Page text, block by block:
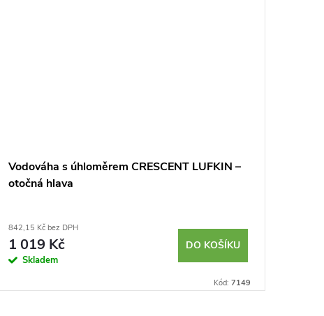
Vodováha s úhloměrem CRESCENT LUFKIN –
otočná hlava
842,15 Kč bez DPH
1 019 Kč
Skladem
DO KOŠÍKU
Kód: 7149